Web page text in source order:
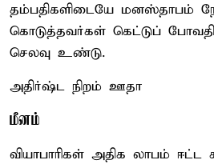
தம்பதிகளிடையே மனஸ்தாபம்
கொடுத்தவர்கள் கெட்டுப்
செலவு உண்டு.
அதிர்ஷ்ட நிறம் ஊதா
மீனம்
வியாபாரிகள் அதிக லாபம் ஈட்ட